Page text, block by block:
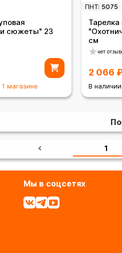
сюжеты" 23
1 магазине
ПНТ: 5075
см
нет
2 066
В
1
Мы в соцсетях